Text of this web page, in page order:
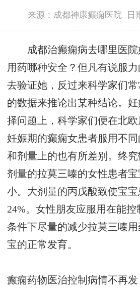
来源：成都神康癫痫医院 日
成都治癫痫病去哪里医院
用药哪种安全？但凡有说服
去验证她，反过来科学家们
的数据来推论出某种结论。
择问题上，科学家们便在北
妊娠期的癫痫女患者服用不同
和剂量上的也有所差别。终
剂量的拉莫三嗪的女性患者
小。大剂量的丙戊酸致使宝
24%。女性朋友应服用在能
条件下尽量的减少拉莫三嗪
宝的正常发育。
癫痫药物医治控制病情不再发